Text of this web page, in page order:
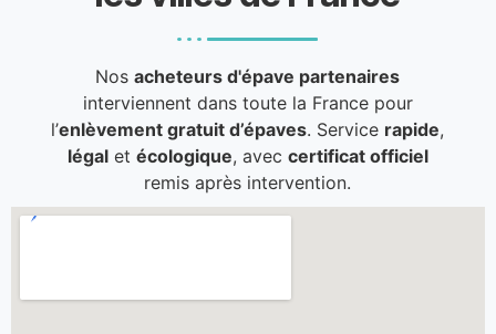
Nosacheteurs d'épave partenaires
interviennent dans toute la France pour
l’enlèvement gratuit d’épaves. Service rapide,
légalet écologique, avec certificat officiel
remis après intervention.